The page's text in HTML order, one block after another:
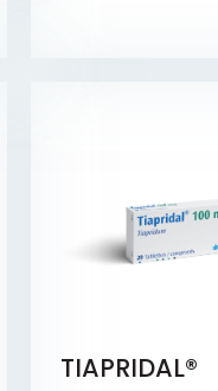
TIAPRIDAL®